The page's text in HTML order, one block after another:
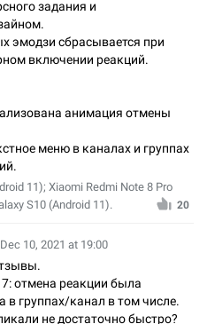
задания и
эмодзи сбрасывается при
включении реакций.
анимация отмены
меню в каналах и группах
11); Xiaomi Redmi Note 8 Pro
S10 (Android 11).
20
Dec 10, 2021 at 19:00
отмена реакции была
в группах/канал в том числе.
не достаточно быстро?